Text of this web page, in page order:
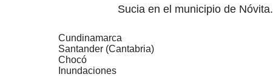
Sucia en el municipio de Nóvita.
Cundinamarca
Santander (Cantabria)
Chocó
Inundaciones